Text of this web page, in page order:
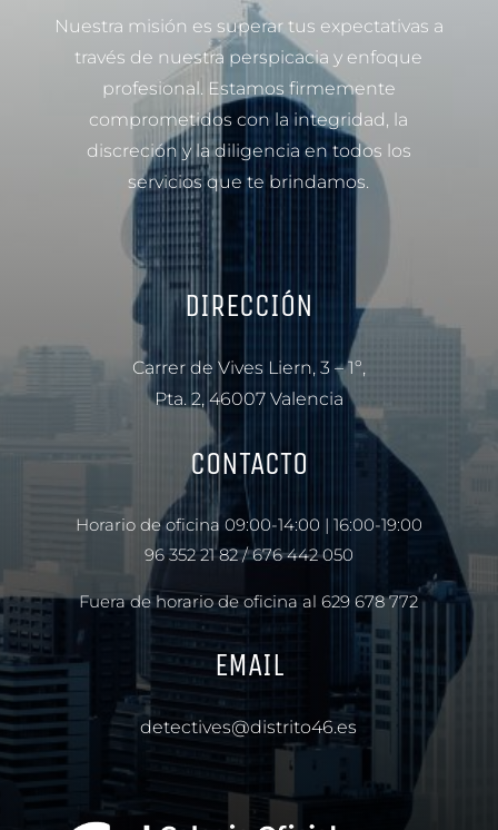
Nuestra misión es superar tus expectativas a
través de nuestra perspicacia y enfoque
profesional. Estamos firmemente
comprometidos con la integridad, la
discreción y la diligencia en todos los
servicios que te brindamos.
DIRECCIÓN
Carrer de Vives Liern, 3 – 1º,
Pta. 2, 46007 Valencia
CONTACTO
Horario de oficina 09:00-14:00 | 16:00-19:00
96 352 21 82/676 442 050
Fuera de horario de oficina al629 678 772
EMAIL
detectives@distrito46.es